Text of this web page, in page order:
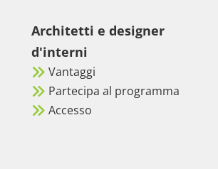
Architetti e designer
d'interni
Vantaggi
Partecipa al programma
Accesso